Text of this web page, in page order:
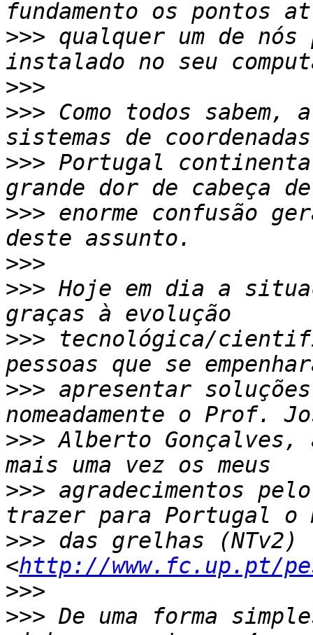
>>> qualquer um de
>>>
>>> Como todos sabem,
>>> Portugal
>>> enorme confusão
>>>
>>> Hoje em dia a
>>> tecnológica/
>>> apresentar
>>> Alberto Gonçalves,
>>> agradecimentos
>>> das grelhas (NTv2)
<http://www.fc.up.pt/
>>>
>>> De uma forma